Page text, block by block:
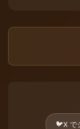
🐦X で